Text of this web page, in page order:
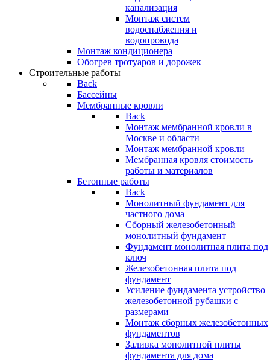
канализация
Монтаж систем
водоснабжения и
водопровода
Монтаж кондиционера
Обогрев тротуаров и дорожек
Строительные работы
Back
Бассейны
Мембранные кровли
Back
Монтаж мембранной кровли в
Москве и области
Монтаж мембранной кровли
Мембранная кровля стоимость
работы и материалов
Бетонные работы
Back
Монолитный фундамент для
частного дома
Сборный железобетонный
монолитный фундамент
Фундамент монолитная плита под
ключ
Железобетонная плита под
фундамент
Усиление фундамента устройство
железобетонной рубашки с
размерами
Монтаж сборных железобетонных
фундаментов
Заливка монолитной плиты
фундамента для дома